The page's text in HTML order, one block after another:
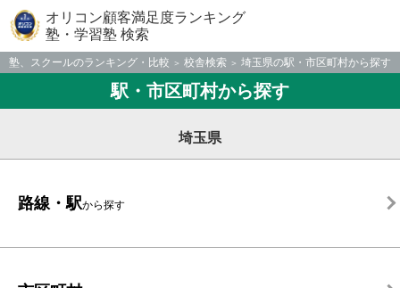
オリコン顧客満足度ランキング
塾・学習塾 検索
塾、スクールのランキング・比較 校舎検索 埼玉県の駅・市区町村から探す
駅・市区町村から探す
埼玉県
路線・駅から探す